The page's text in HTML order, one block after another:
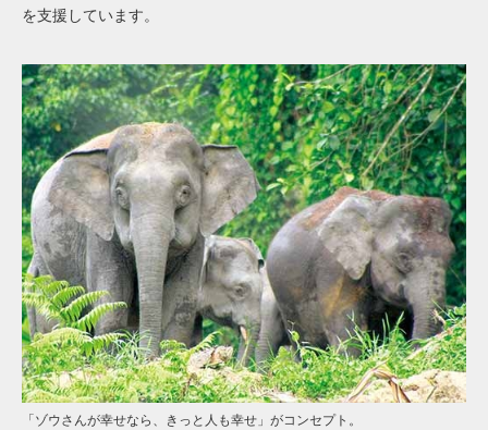
を支援しています。
「ゾウさんが幸せなら、きっと人も幸せ」がコンセプト。